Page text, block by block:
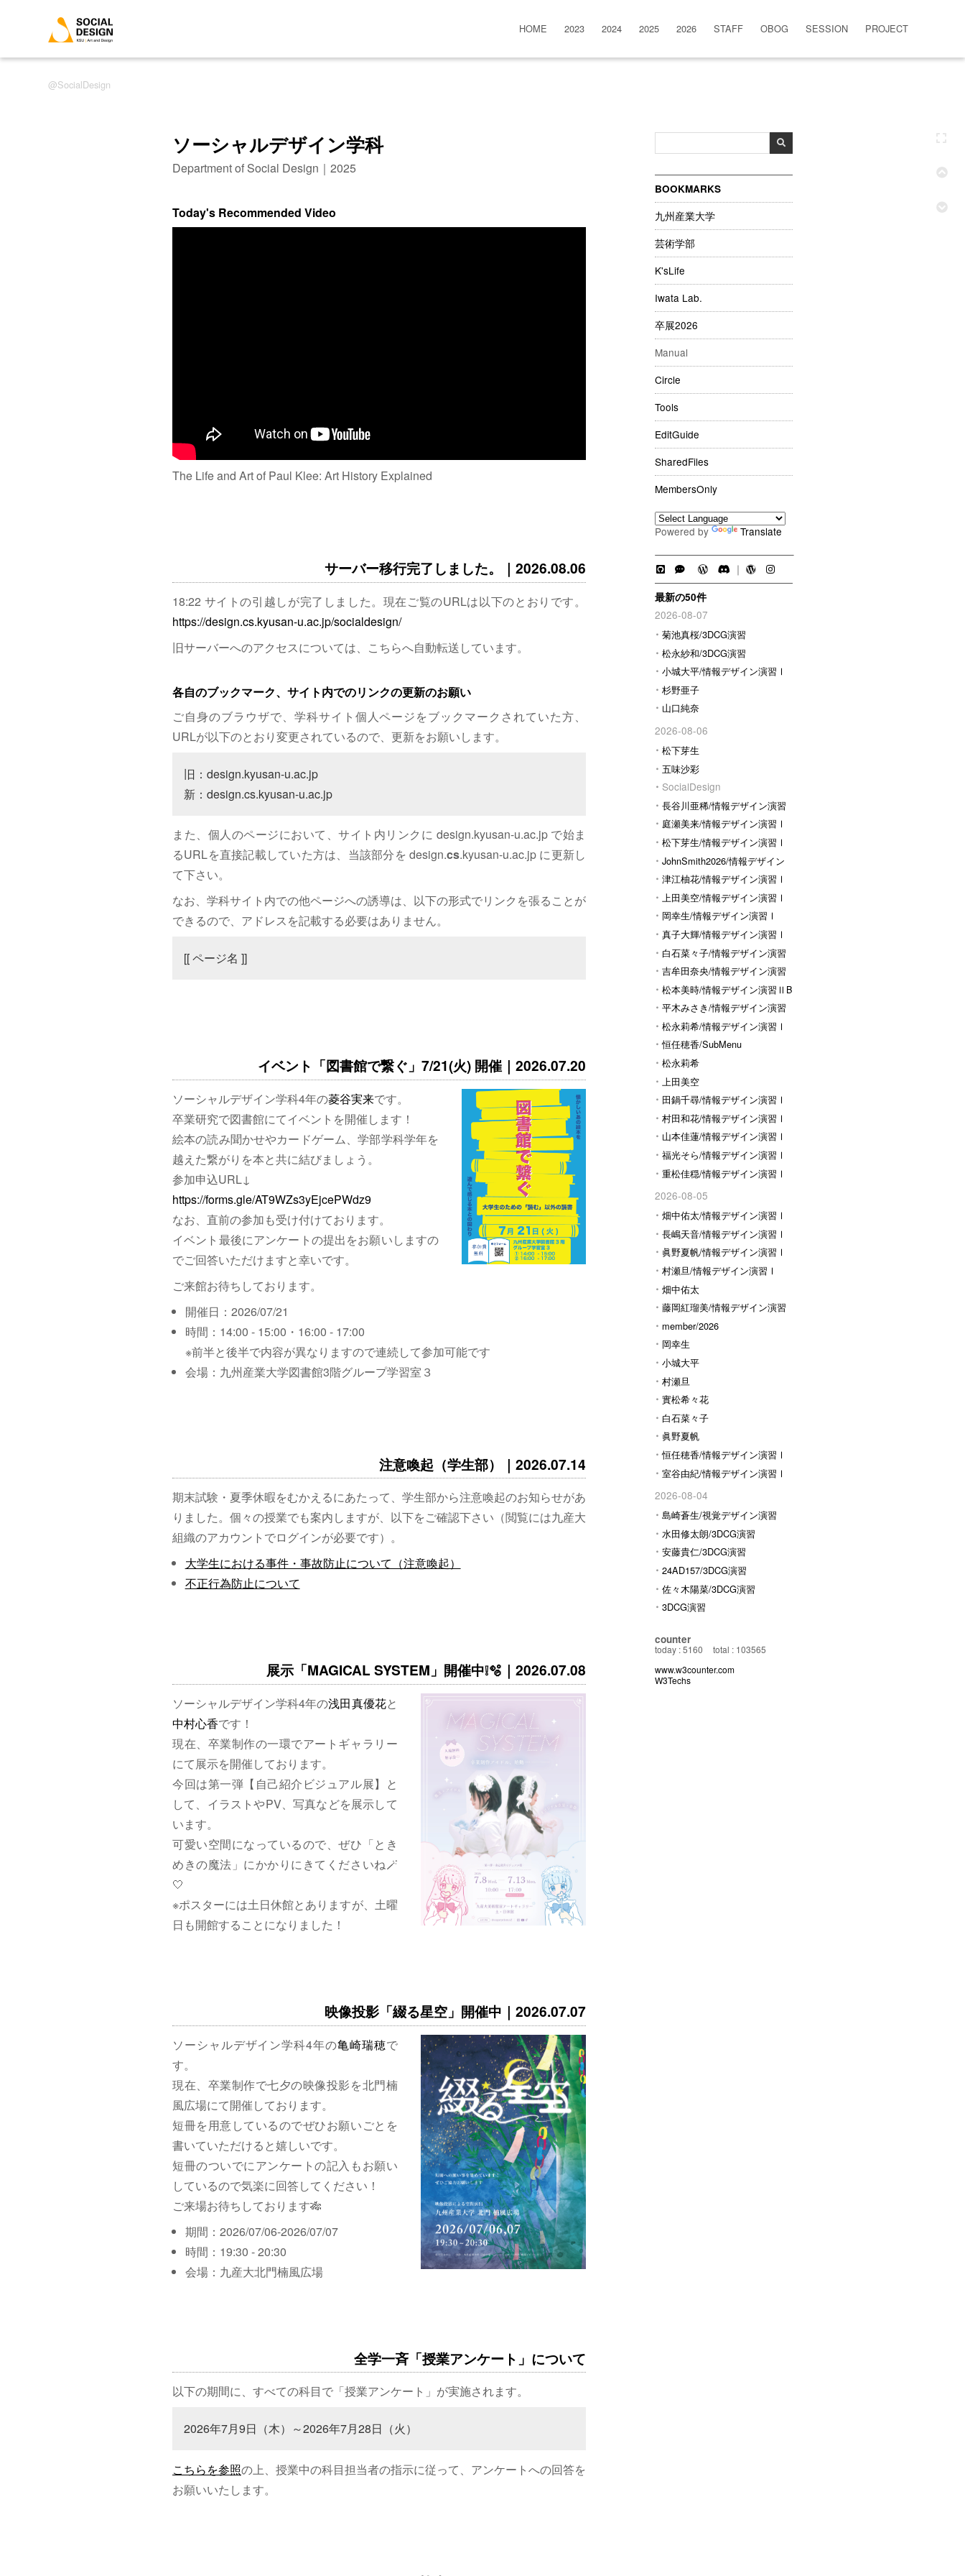
SocialDesign
HOME 2023 2024 2025 2026 STAFF OBOG SESSION PROJECT
BOOKMARKS
九州産業大学
芸術学部
K'sLife
Iwata Lab.
卒展2026
Manual
Circle
Tools
EditGuide
SharedFiles
MembersOnly
Powered by Translate
｜
最新の50件
2026-08-07
菊池真桜/3DCG演習
松永紗和/3DCG演習
小城大平/情報デザイン演習Ⅰ
杉野亜子
山口純奈
2026-08-06
松下芽生
五味沙彩
SocialDesign
長谷川亜稀/情報デザイン演習
Ⅰ 庭瀬美来/情報デザイン演習Ⅰ
松下芽生/情報デザイン演習Ⅰ
JohnSmith2026/情報デザイン
演習I
津江柚花/情報デザイン演習Ⅰ
上田美空/情報デザイン演習Ⅰ
岡幸生/情報デザイン演習Ⅰ
真子大輝/情報デザイン演習Ⅰ
白石菜々子/情報デザイン演習
Ⅰ 吉牟田奈央/情報デザイン演習
Ⅰ 松本美時/情報デザイン演習ⅡB
平木みさき/情報デザイン演習
Ⅰ 松永莉希/情報デザイン演習Ⅰ
恒任穂香/SubMenu
松永莉希
上田美空
田鍋千尋/情報デザイン演習Ⅰ
村田和花/情報デザイン演習Ⅰ
山本佳蓮/情報デザイン演習Ⅰ
福光そら/情報デザイン演習Ⅰ
重松佳穏/情報デザイン演習Ⅰ
2026-08-05
畑中佑太/情報デザイン演習Ⅰ
長嶋天音/情報デザイン演習Ⅰ
眞野夏帆/情報デザイン演習Ⅰ
村瀬旦/情報デザイン演習Ⅰ
畑中佑太
藤岡紅瑠美/情報デザイン演習
Ⅰ member/2026
岡幸生
小城大平
村瀬旦
實松希々花
白石菜々子
眞野夏帆
恒任穂香/情報デザイン演習Ⅰ
室谷由紀/情報デザイン演習Ⅰ
2026-08-04
島崎蒼生/視覚デザイン演習
水田修太朗/3DCG演習
安藤貴仁/3DCG演習
24AD157/3DCG演習
佐々木陽菜/3DCG演習
3DCG演習
counter
today : 5160
total : 103565
www.w3counter.com
W3Techs
ソーシャルデザイン学科
Department of Social Design｜2025
Today's Recommended Video
The Life and Art of Paul Klee: Art History Explained
サーバー移行完了しました。｜2026.08.06
18:22 サイトの引越しが完了しました。現在ご覧のURLは以下のとおりです。
https://design.cs.kyusan-u.ac.jp/socialdesign/
旧サーバーへのアクセスについては、こちらへ自動転送しています。
各自のブックマーク、サイト内でのリンクの更新のお願い
ご自身のブラウザで、学科サイト個人ページをブックマークされていた方、
URLが以下のとおり変更されているので、更新をお願いします。
旧：design.kyusan-u.ac.jp
新：design.cs.kyusan-u.ac.jp
また、個人のページにおいて、サイト内リンクに design.kyusan-u.ac.jp で始ま
るURLを直接記載していた方は、当該部分を design.cs.kyusan-u.ac.jp に更新し
て下さい。
なお、学科サイト内での他ページへの誘導は、以下の形式でリンクを張ることが
できるので、アドレスを記載する必要はありません。
[[ ページ名 ]]
イベント「図書館で繋ぐ」7/21(火) 開催｜2026.07.20
ソーシャルデザイン学科4年の菱谷実来です。
卒業研究で図書館にてイベントを開催します！
絵本の読み聞かせやカードゲーム、学部学科学年を
越えた繋がりを本と共に結びましょう。
参加申込URL↓
https://forms.gle/AT9WZs3yEjcePWdz9
なお、直前の参加も受け付けております。
イベント最後にアンケートの提出をお願いしますの
でご回答いただけますと幸いです。
ご来館お待ちしております。
開催日：2026/07/21
時間：14:00 - 15:00・16:00 - 17:00
※前半と後半で内容が異なりますので連続して参加可能です
会場：九州産業大学図書館3階グループ学習室３
注意喚起（学生部）｜2026.07.14
期末試験・夏季休暇をむかえるにあたって、学生部から注意喚起のお知らせがあ
りました。個々の授業でも案内しますが、以下をご確認下さい（閲覧には九産大
組織のアカウントでログインが必要です）。
大学生における事件・事故防止について（注意喚起）
不正行為防止について
展示「MAGICAL SYSTEM」開催中❕🫧｜2026.07.08
ソーシャルデザイン学科4年の浅田真優花と
中村心香です！
現在、卒業制作の一環でアートギャラリー
にて展示を開催しております。
今回は第一弾【自己紹介ビジュアル展】と
して、イラストやPV、写真などを展示して
います。
可愛い空間になっているので、ぜひ「とき
めきの魔法」にかかりにきてくださいね🪄
🤍
※ポスターには土日休館とありますが、土曜
日も開館することになりました！
映像投影「綴る星空」開催中｜2026.07.07
ソーシャルデザイン学科4年の亀崎瑞穂で
す。
現在、卒業制作で七夕の映像投影を北門楠
風広場にて開催しております。
短冊を用意しているのでぜひお願いごとを
書いていただけると嬉しいです。
短冊のついでにアンケートの記入もお願い
しているので気楽に回答してください！
ご来場お待ちしております🎋
期間：2026/07/06-2026/07/07
時間：19:30 - 20:30
会場：九産大北門楠風広場
全学一斉「授業アンケート」について
以下の期間に、すべての科目で「授業アンケート」が実施されます。
2026年7月9日（木）～2026年7月28日（火）
こちらを参照の上、授業中の科目担当者の指示に従って、アンケートへの回答を
お願いいたします。